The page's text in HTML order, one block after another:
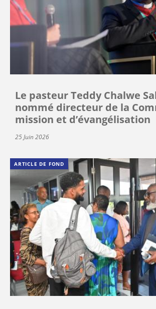
Le pasteur Teddy Chalwe
nommé directeur de la
mission et d’évangélisation
25 Juin 2026
ARTICLE DE FOND